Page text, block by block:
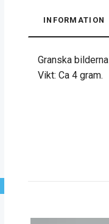
INFORMATION
Granska
Vikt: Ca 4 gram.